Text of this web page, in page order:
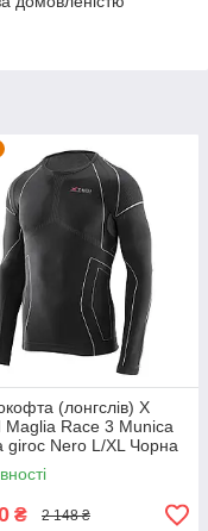
(лонгслів) X
Maglia Race 3 Munica
giroc Nero L/XL Чорна
₴ 2 148 ₴